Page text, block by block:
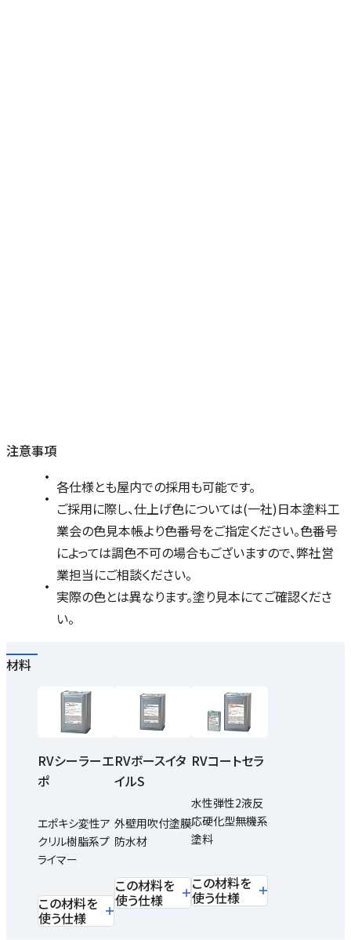
注意事項
各仕様とも屋内での採用も可能です。
ご採用に際し、仕上げ色については(一社)日本塗料工
業会の色見本帳より色番号をご指定ください。色番号
によっては調色不可の場合もございますので、弊社営
業担当にご相談ください。
実際の色とは異なります。塗り見本にてご確認くださ
い。
材料
RVシーラーエ
ポ
エポキシ変性ア
クリル樹脂系プ
ライマー
この材料を
使う仕様
RVボースイタ
イルS
外壁用吹付塗膜
防水材
この材料を
使う仕様
RVコートセラ
水性弾性2液反
応硬化型無機系
塗料
この材料を
使う仕様